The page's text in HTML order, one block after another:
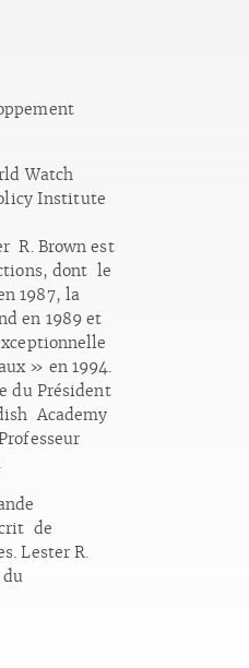
Watch
Institute
R. Brown est
dont le
1987, la
en 1989 et
» en 1994.
du Président
Academy
de
Lester R.
du